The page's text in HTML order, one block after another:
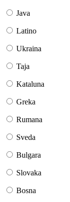
Java
Latino
Ukraina
Taja
Kataluna
Greka
Rumana
Sveda
Bulgara
Slovaka
Bosna